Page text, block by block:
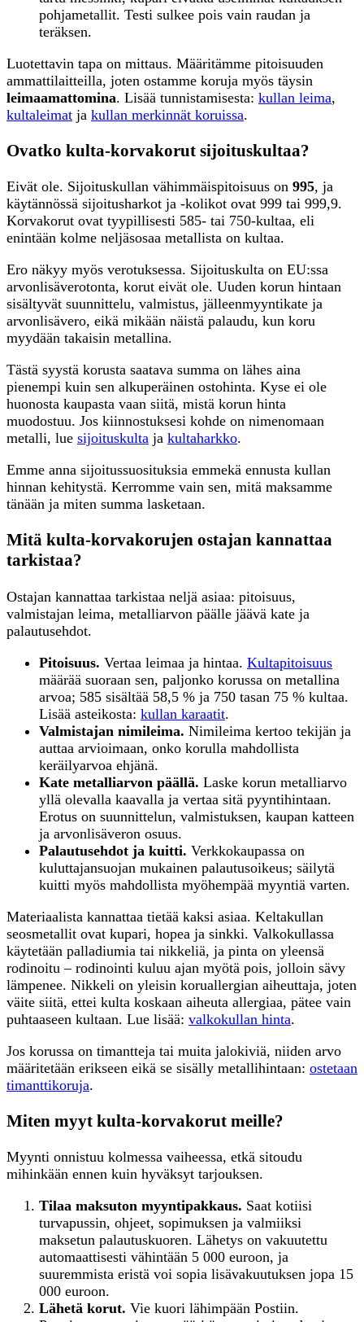
pohjametallit. Testi sulkee pois vain raudan ja
teräksen.
Luotettavin tapa on mittaus. Määritämme pitoisuuden
ammattilaitteilla, joten ostamme koruja myös täysin
leimaamattomina. Lisää tunnistamisesta: kullan leima,
kultaleimat ja kullan merkinnät koruissa.
Ovatko kulta-korvakorut sijoituskultaa?
Eivät ole. Sijoituskullan vähimmäispitoisuus on 995, ja
käytännössä sijoitusharkot ja -kolikot ovat 999 tai 999,9.
Korvakorut ovat tyypillisesti 585- tai 750-kultaa, eli
enintään kolme neljäsosaa metallista on kultaa.
Ero näkyy myös verotuksessa. Sijoituskulta on EU:ssa
arvonlisäverotonta, korut eivät ole. Uuden korun hintaan
sisältyvät suunnittelu, valmistus, jälleenmyyntikate ja
arvonlisävero, eikä mikään näistä palaudu, kun koru
myydään takaisin metallina.
Tästä syystä korusta saatava summa on lähes aina
pienempi kuin sen alkuperäinen ostohinta. Kyse ei ole
huonosta kaupasta vaan siitä, mistä korun hinta
muodostuu. Jos kiinnostuksesi kohde on nimenomaan
metalli, lue sijoituskulta ja kultaharkko.
Emme anna sijoitussuosituksia emmekä ennusta kullan
hinnan kehitystä. Kerromme vain sen, mitä maksamme
tänään ja miten summa lasketaan.
Mitä kulta-korvakorujen ostajan kannattaa
tarkistaa?
Ostajan kannattaa tarkistaa neljä asiaa: pitoisuus,
valmistajan leima, metalliarvon päälle jäävä kate ja
palautusehdot.
Pitoisuus. Vertaa leimaa ja hintaa. Kultapitoisuus
määrää suoraan sen, paljonko korussa on metallina
arvoa; 585 sisältää 58,5 % ja 750 tasan 75 % kultaa.
Lisää asteikosta: kullan karaatit.
Valmistajan nimileima. Nimileima kertoo tekijän ja
auttaa arvioimaan, onko korulla mahdollista
keräilyarvoa ehjänä.
Kate metalliarvon päällä. Laske korun metalliarvo
yllä olevalla kaavalla ja vertaa sitä pyyntihintaan.
Erotus on suunnittelun, valmistuksen, kaupan katteen
ja arvonlisäveron osuus.
Palautusehdot ja kuitti. Verkkokaupassa on
kuluttajansuojan mukainen palautusoikeus; säilytä
kuitti myös mahdollista myöhempää myyntiä varten.
Materiaalista kannattaa tietää kaksi asiaa. Keltakullan
seosmetallit ovat kupari, hopea ja sinkki. Valkokullassa
käytetään palladiumia tai nikkeliä, ja pinta on yleensä
rodinoitu – rodinointi kuluu ajan myötä pois, jolloin sävy
lämpenee. Nikkeli on yleisin koruallergian aiheuttaja, joten
väite siitä, ettei kulta koskaan aiheuta allergiaa, pätee vain
puhtaaseen kultaan. Lue lisää: valkokullan hinta.
Jos korussa on timantteja tai muita jalokiviä, niiden arvo
määritetään erikseen eikä se sisälly metallihintaan: ostetaan
timanttikoruja.
Miten myyt kulta-korvakorut meille?
Myynti onnistuu kolmessa vaiheessa, etkä sitoudu
mihinkään ennen kuin hyväksyt tarjouksen.
Tilaa maksuton myyntipakkaus. Saat kotiisi
turvapussin, ohjeet, sopimuksen ja valmiiksi
maksetun palautuskuoren. Lähetys on vakuutettu
automaattisesti vähintään 5 000 euroon, ja
suuremmista eristä voi sopia lisävakuutuksen jopa 15
000 euroon.
Lähetä korut. Vie kuori lähimpään Postiin.